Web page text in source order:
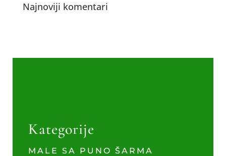
Najnoviji komentari
Kategorije
MALE SA PUNO ŠARMA